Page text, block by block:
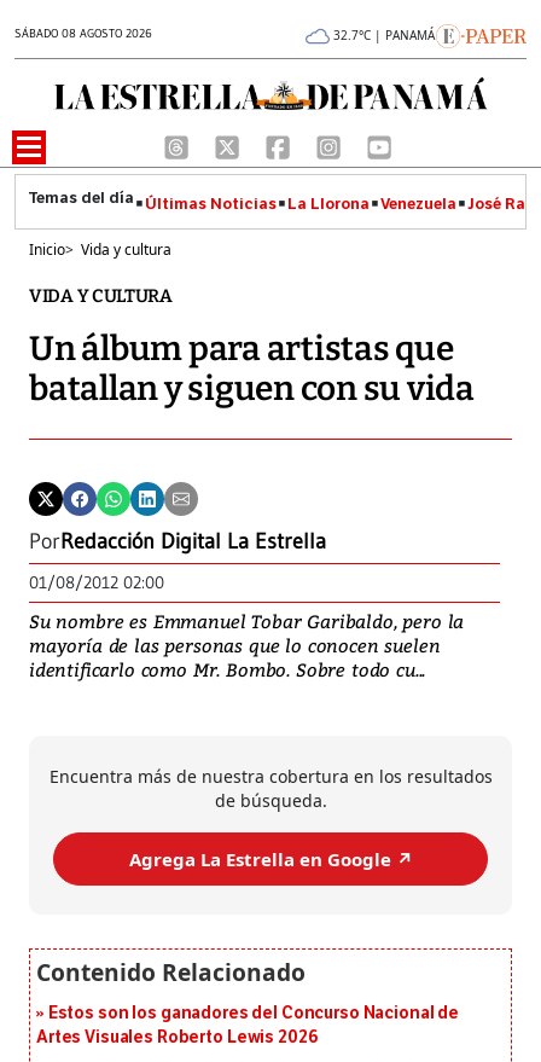
SÁBADO 08 AGOSTO 2026 32.7°C | PANAMÁ
Últimas Noticias La Llorona Venezuela José
Inicio> Vida y cultura
VIDA Y CULTURA
Un álbum para artistas que
batallan y siguen con su vida
PorRedacción Digital La Estrella
01/08/2012 02:00
Su nombre es Emmanuel Tobar Garibaldo, pero la
mayoría de las personas que lo conocen suelen
identificarlo como Mr. Bombo. Sobre todo cu...
Encuentra más de nuestra cobertura en los resultados
de búsqueda.
Agrega La Estrella en Google ↗️
Estos son los ganadores del Concurso Nacional de
Artes Visuales Roberto Lewis 2026